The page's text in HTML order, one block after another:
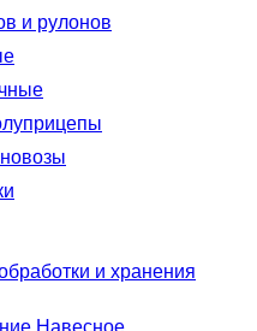
и рулонов
и хранения
Навесное